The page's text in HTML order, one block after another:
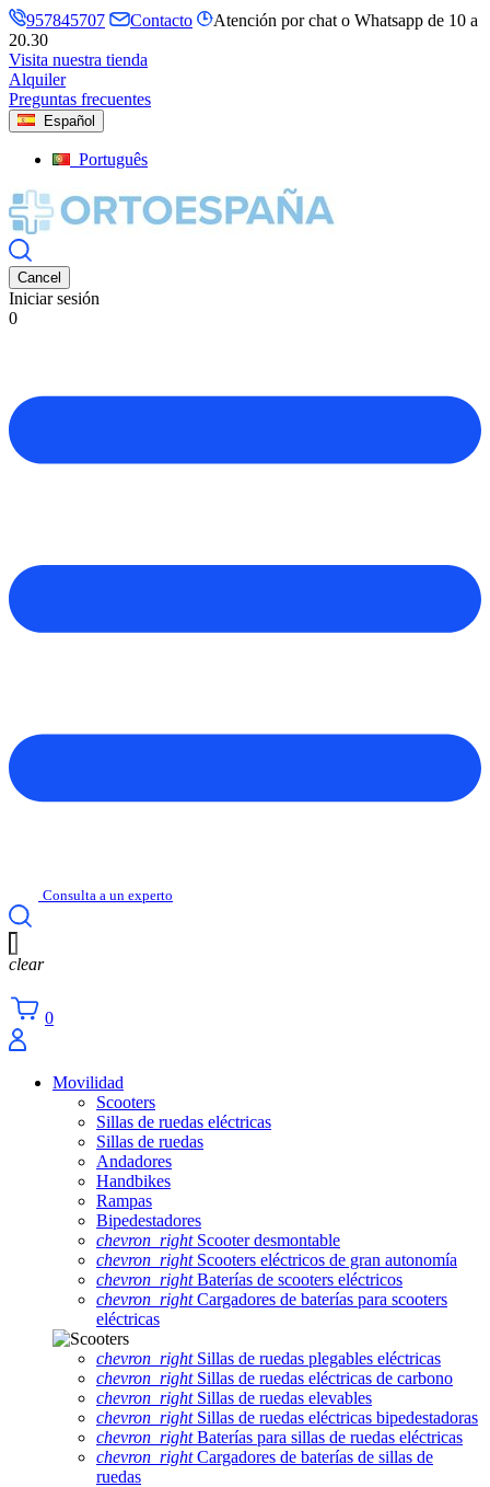
957845707 Contacto
Atención por chat o Whatsapp de 10 a
20.30
Visita nuestra tienda
Alquiler
Preguntas frecuentes
Español
Português
Cancel
Iniciar sesión
0
Consulta a un experto
clear
0
Movilidad
Scooters
Sillas de ruedas eléctricas
Sillas de ruedas
Andadores
Handbikes
Rampas
Bipedestadores
chevron_rightScooter desmontable
chevron_rightScooters eléctricos de gran autonomía
chevron_rightBaterías de scooters eléctricos
chevron_rightCargadores de baterías para scooters
eléctricas
chevron_rightSillas de ruedas plegables eléctricas
chevron_rightSillas de ruedas eléctricas de carbono
chevron_rightSillas de ruedas elevables
chevron_rightSillas de ruedas eléctricas bipedestadoras
chevron_rightBaterías para sillas de ruedas eléctricas
chevron_rightCargadores de baterías de sillas de
ruedas